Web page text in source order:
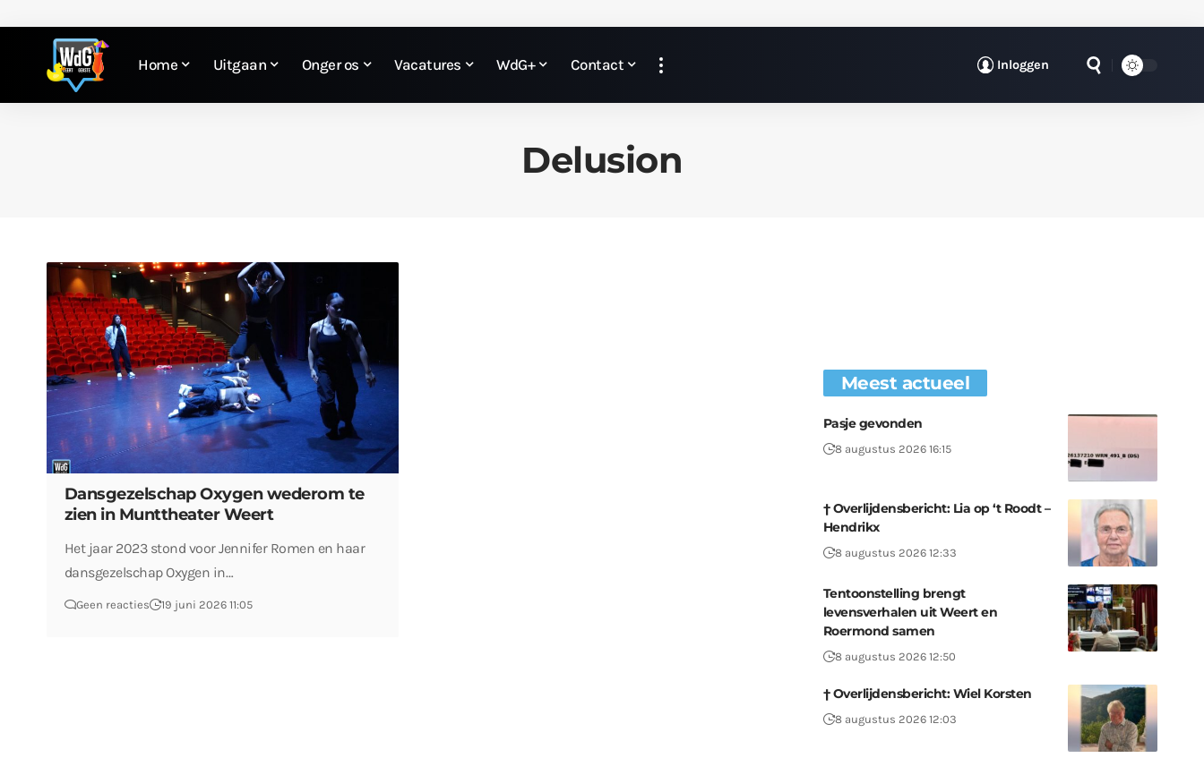
Home Uitgaan Onger os Vacatures WdG+ Contact Inloggen
Delusion
Dansgezelschap Oxygen wederom te
zien in Munttheater Weert
Het jaar 2023 stond voor Jennifer Romen en haar
dansgezelschap Oxygen in…
Geen reacties 19 juni 2026 11:05
Meest actueel
Pasje gevonden
8 augustus 2026 16:15
† Overlijdensbericht: Lia op ‘t Roodt –
Hendrikx
8 augustus 2026 12:33
Tentoonstelling brengt
levensverhalen uit Weert en
Roermond samen
8 augustus 2026 12:50
† Overlijdensbericht: Wiel Korsten
8 augustus 2026 12:03